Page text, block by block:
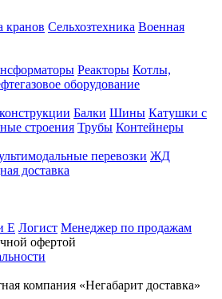
кранов Сельхозтехника Военная
Реакторы Котлы,
оборудование
Балки Шины Катушки с
строения Трубы Контейнеры
перевозки ЖД
доставка
Е Логист Менеджер по продажам
офертой
компания «Негабарит доставка»